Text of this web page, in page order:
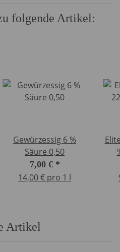
folgende Artikel:
Gewürzessig 6 %
Säure 0,50
7,00 € *
14,00 € pro 1 l
Artikel